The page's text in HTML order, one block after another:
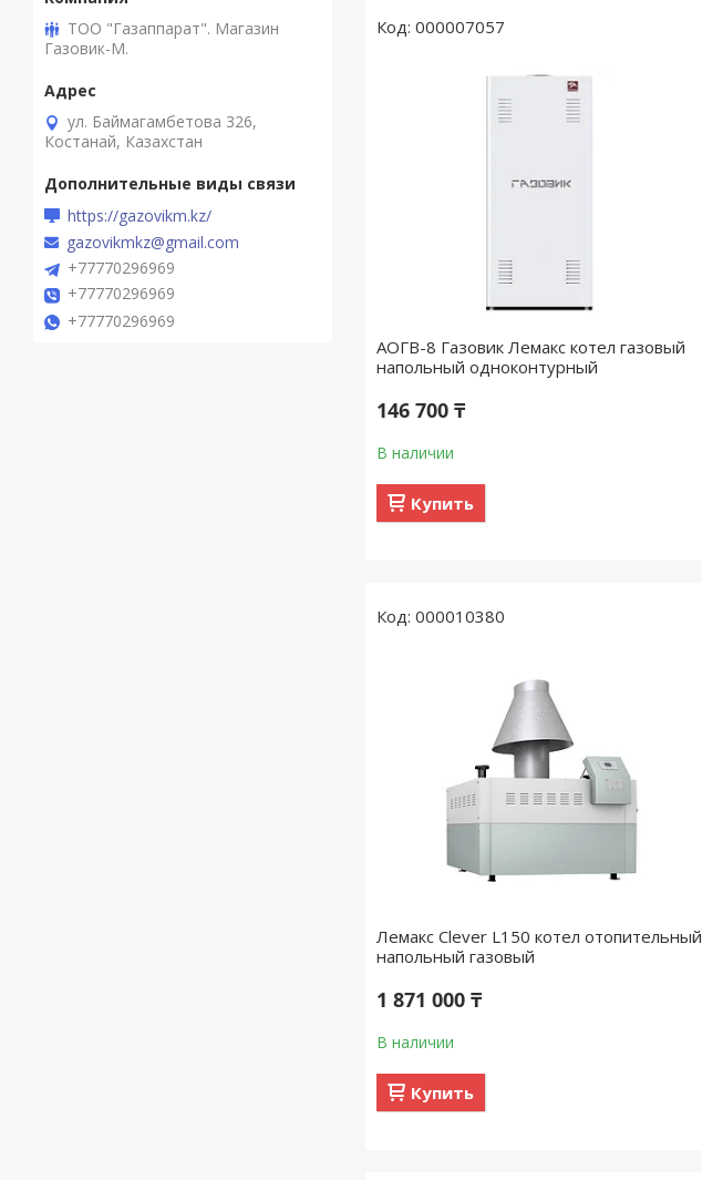
000007057
АОГВ-8 Газовик Лемакс котел газовый
напольный одноконтурный
146 700 ₸
В наличии
Купить
000010380
Лемакс Clever L150 котел отопительный
напольный газовый
1 871 000 ₸
В наличии
Купить
ТОО "Газаппарат". Магазин
Газовик-М.
ул. Баймагамбетова 326,
Костанай, Казахстан
https://gazovikm.kz/
gazovikmkz@gmail.com
+77770296969
+77770296969
+77770296969